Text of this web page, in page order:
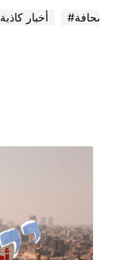
#أخبار كاذبة في الصحافة